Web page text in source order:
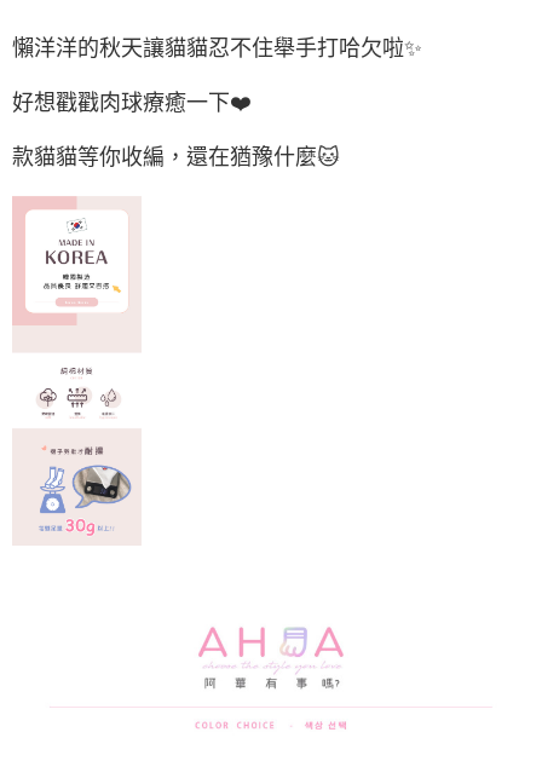
每筆NT$80，滿NT$1,000(含以上)免運費
宅配(外島)
其他海外郵寄
香港澳門地區
懶洋洋的秋天讓貓貓忍不住舉手打哈欠啦✨
好想戳戳肉球療癒一下❤️
款貓貓等你收編，還在猶豫什麼🐱